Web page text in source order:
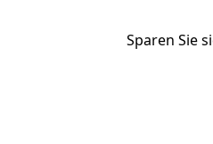
Sparen Sie